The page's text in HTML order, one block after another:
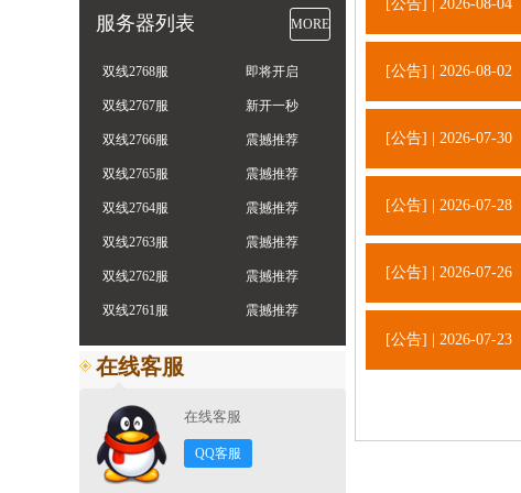
服务器列表 MORE
双线2768服 即将开启
双线2767服 新开一秒
双线2766服 震撼推荐
双线2765服 震撼推荐
双线2764服 震撼推荐
双线2763服 震撼推荐
双线2762服 震撼推荐
双线2761服 震撼推荐
在线客服
在线客服
QQ客服
[公告] | 2026-08-04
[公告] | 2026-08-02
[公告] | 2026-07-30
[公告] | 2026-07-28
[公告] | 2026-07-26
[公告] | 2026-07-23